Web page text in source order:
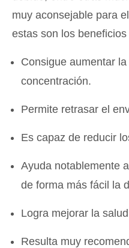
muy aconsejable para
estas son los
Consigue aumentar
concentración.
Permite retrasar el
Es capaz de reducir
Ayuda notablemente
de forma más fácil la
Logra mejorar la
Resulta muy